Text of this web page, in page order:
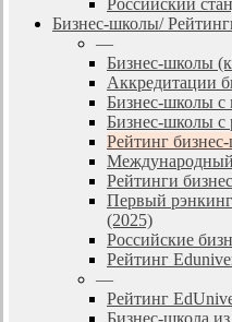
Бизнес-школы/
—
Бизнес-школы
Аккредитации
Бизнес-школы с
Бизнес-школы с
Рейтинг
Международный
Рейтинги
Первый
(2025)
Российские
Рейтинг
—
Рейтинг
Бизнес-школа